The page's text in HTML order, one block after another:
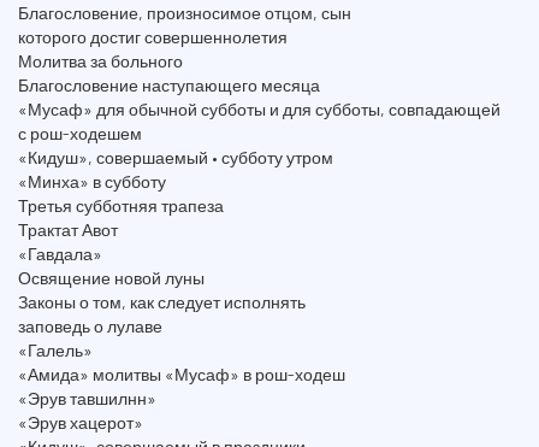
Благословение, произносимое отцом, сын
которого достиг совершеннолетия
Молитва за больного
Благословение наступающего месяца
«Мусаф» для обычной субботы и для субботы, совпадающей
с рош-ходешем
«Кидуш», совершаемый • субботу утром
«Минха» в субботу
Третья субботняя трапеза
Трактат Авот
«Гавдала»
Освящение новой луны
Законы о том, как следует исполнять
заповедь о лулаве
«Галель»
«Амида» молитвы «Мусаф» в рош-ходеш
«Эрув тавшилнн»
«Эрув хацерот»